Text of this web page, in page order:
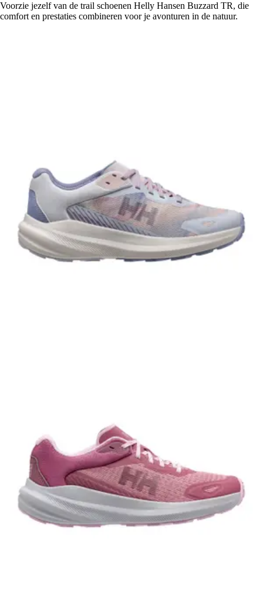
Voorzie jezelf van de trail schoenen Helly Hansen Buzzard TR, die
comfort en prestaties combineren voor je avonturen in de natuur.